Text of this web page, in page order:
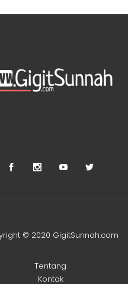
© 2020 GigitSunnah.com
Tentang
Kontak